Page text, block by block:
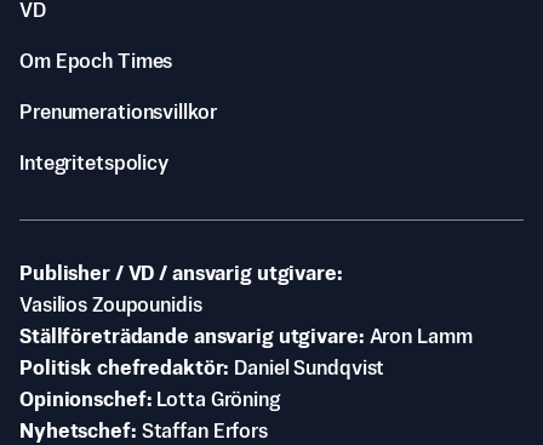
VD
Om Epoch Times
Prenumerationsvillkor
Integritetspolicy
Publisher / VD / ansvarig utgivare
Vasilios Zoupounidis
Ställföreträdande ansvarig utgivare Aron Lamm
Politisk chefredaktör
Daniel Sundqvist
Opinionschef
Lotta Gröning
Nyhetschef Staffan Erfors